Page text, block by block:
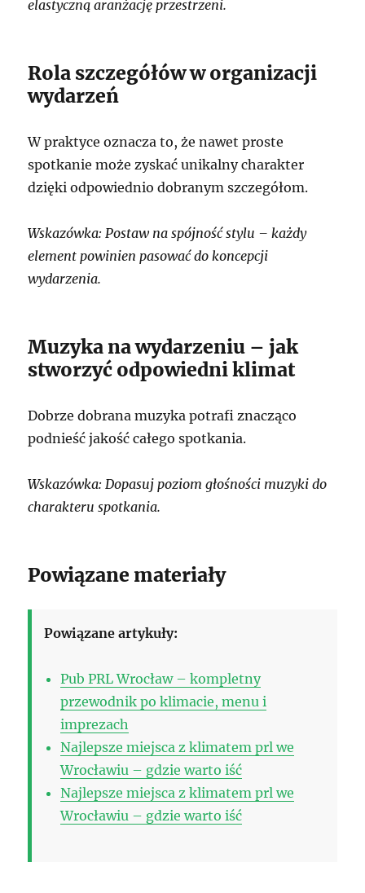
elastyczną aranżację przestrzeni.
Rola szczegółów w organizacji
wydarzeń
W praktyce oznacza to, że nawet proste
spotkanie może zyskać unikalny charakter
dzięki odpowiednio dobranym szczegółom.
Wskazówka: Postaw na spójność stylu – każdy
element powinien pasować do koncepcji
wydarzenia.
Muzyka na wydarzeniu – jak
stworzyć odpowiedni klimat
Dobrze dobrana muzyka potrafi znacząco
podnieść jakość całego spotkania.
Wskazówka: Dopasuj poziom głośności muzyki do
charakteru spotkania.
Powiązane materiały
Powiązane artykuły:
Pub PRL Wrocław – kompletny
przewodnik po klimacie, menu i
imprezach
Najlepsze miejsca z klimatem prl we
Wrocławiu – gdzie warto iść
Najlepsze miejsca z klimatem prl we
Wrocławiu – gdzie warto iść